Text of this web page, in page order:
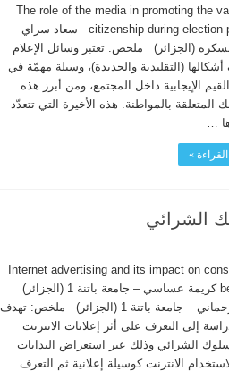
The role of the media in promoting the
citizenship during election periods سعاد سراي –
(الجزائر) ملخص: تعتبر وسائل الإعلام
(التقليدية والجديدة)، وسيلة مهمّة في
الإيجابية داخل المجتمع، ومن أبرز هذه
المتعلقة بالمواطنة. هذه الأخيرة التي تتعدّد
…
»
الشرائي
Internet advertising and its impact on
behavior كريمة عساسي – جامعة باتنة 1 (الجزائر)
سمير رحماني – جامعة باتنة 1 (الجزائر) ملخص: تهدف
إلى التعرف على أثر إعلانات الانترنت
الشرائي وذلك عبر استعراض البدايات
لاستخدام الانترنت كوسيلة إعلانية ثم التعرف